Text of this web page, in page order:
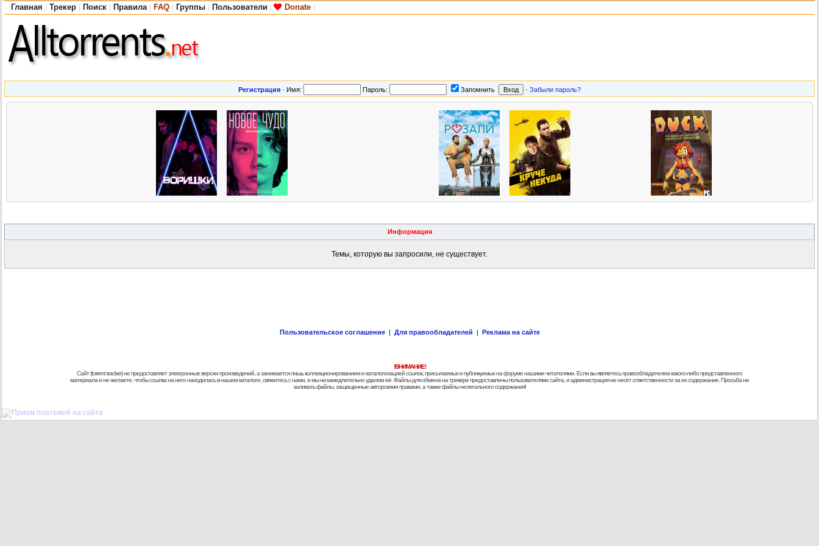
Главная Трекер Поиск Правила FAQ Группы Пользователи Donate
Регистрация · Имя: Пароль: Запомнить · Забыли пароль?
Информация
Темы, которую вы запросили, не существует.
Пользовательское соглашение | Для правообладателей | Реклама на сайте
!ВНИМАНИЕ!
Сайт (torrent tracker) не предоставляет электронные версии произведений, а занимается лишь коллекционированием и каталогизацией ссылок, присылаемых и публикуемых на форуме нашими читателями. Если вы являетесь правообладателем какого-либо представленного
материала и не желаете, чтобы ссылка на него находилась в нашем каталоге, свяжитесь с нами, и мы незамедлительно удалим её. Файлы для обмена на трекере предоставлены пользователями сайта, и администрация не несёт ответственности за их содержание. Просьба не
заливать файлы, защищенные авторскими правами, а также файлы нелегального содержания!